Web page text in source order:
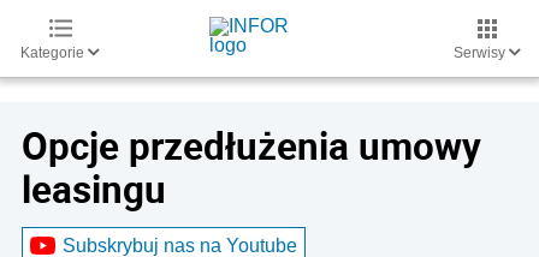
Kategorie Serwisy
Opcje przedłużenia umowy
leasingu
Subskrybuj nas na Youtube